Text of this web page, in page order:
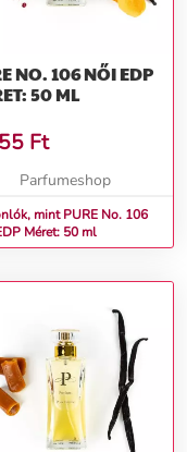
106 NŐI EDP
50 ML
Ft
Parfumeshop
mint PURE No. 106
Méret: 50 ml